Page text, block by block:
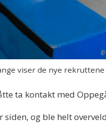
viser de nye
ta kontakt med
og ble helt